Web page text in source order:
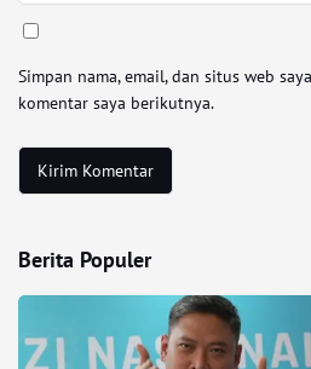
Simpan nama, email, dan situs web
komentar saya berikutnya.
Berita Populer